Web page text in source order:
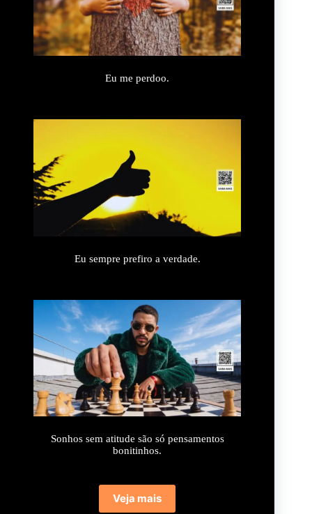
Eu me perdoo.
Eu sempre prefiro a verdade.
Sonhos sem atitude são só pensamentos
bonitinhos.
Veja mais